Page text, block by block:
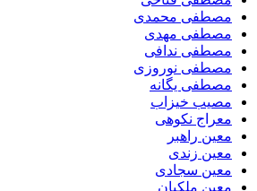
مصطفی محمدی
مصطفی مهدی
مصطفی ندافی
مصطفی نوروزی
مصطفی یگانه
مصیب خیزاب
معراج نکوهی
معین راهبر
معین زندی
معین سجادی
معین ملکیان